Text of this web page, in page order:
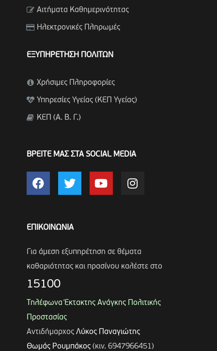
Αιτήματα Καθημερινότητας
Ηλεκτρονικές Πληρωμές
ΕΞΥΠΗΡΕΤΗΣΗ ΠΟΛΙΤΩΝ
Χρήσιμες Πληροφορίες
Υπηρεσίες Υγείας (ΚΕΠ Υγείας)
ΚΕΠ (Α. Β. Γ.)
ΒΡΕΙΤΕ ΜΑΣ ΣΤΑ SOCIAL MEDIA
ΕΠΙΚΟΙΝΩΝΙΑ
Για άμεση εξυπηρέτηση σε θέματα
καθαριότητας και πρασίνου καλέστε στο
15100
Τηλέφωνα Έκτακτης Ανάγκης Πολιτικής
Προστασίας
Αντιδήμαρχος Λύκος Παναγιώτης
Θωμάς Ρουμπάκος(κιν. 6947966451)